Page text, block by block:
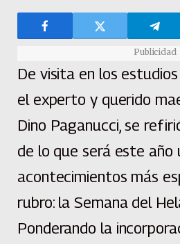
Publicidad
De visita en los
el experto y querido
Dino Paganucci, se
de lo que será este año
acontecimientos más
rubro: la Semana del
Ponderando la